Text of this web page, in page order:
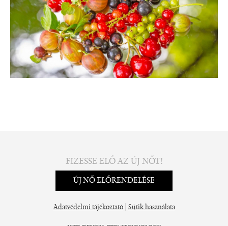
FIZESSE ELŐ AZ ÚJ NŐT!
ÚJ NŐ ELŐRENDELÉSE
Adatvédelmi tájékoztató| Sütik használata